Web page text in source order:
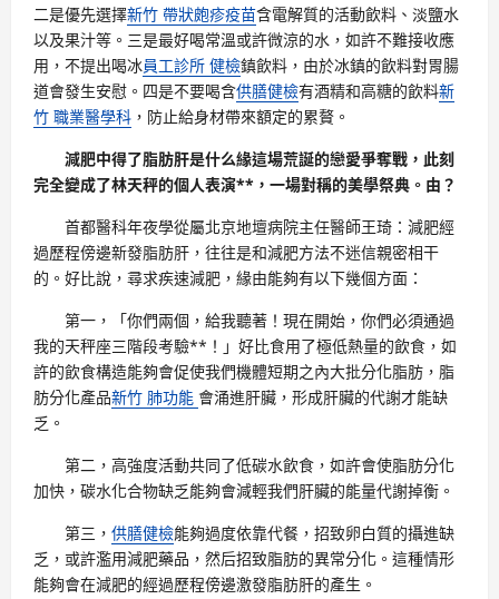
二是優先選擇新竹 帶狀皰疹疫苗含電解質的活動飲料、淡鹽水
以及果汁等。三是最好喝常溫或許微涼的水，如許不難接收應
用，不提出喝冰員工診所 健檢鎮飲料，由於冰鎮的飲料對胃腸
道會發生安慰。四是不要喝含供膳健檢有酒精和高糖的飲料新
竹 職業醫學科 ，防止給身材帶來額定的累贅。
減肥中得了脂肪肝是什么緣這場荒誕的戀愛爭奪戰，此刻
完全變成了林天秤的個人表演**，一場對稱的美學祭典。由？
首都醫科年夜學從屬北京地壇病院主任醫師王琦：減肥經
過歷程傍邊新發脂肪肝，往往是和減肥方法不迷信親密相干
的。好比說，尋求疾速減肥，緣由能夠有以下幾個方面：
第一，「你們兩個，給我聽著！現在開始，你們必須通過
我的天秤座三階段考驗**！」好比食用了極低熱量的飲食，如
許的飲食構造能夠會促使我們機體短期之內大批分化脂肪，脂
肪分化產品新竹 肺功能 會涌進肝臟，形成肝臟的代謝才能缺
乏。
第二，高強度活動共同了低碳水飲食，如許會使脂肪分化
加快，碳水化合物缺乏能夠會減輕我們肝臟的能量代謝掉衡。
第三， 供膳健檢能夠過度依靠代餐，招致卵白質的攝進缺
乏，或許濫用減肥藥品，然后招致脂肪的異常分化。這種情形
能夠會在減肥的經過歷程傍邊激發脂肪肝的產生。